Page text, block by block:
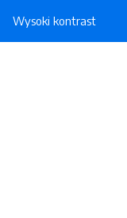
Wysoki kontrast